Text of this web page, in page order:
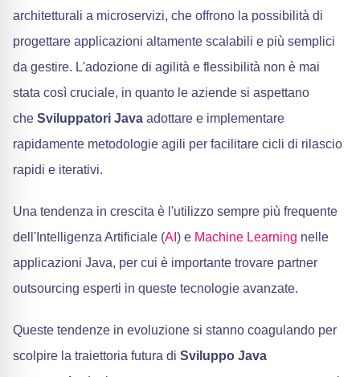
architetturali a microservizi, che offrono la possibilità di
progettare applicazioni altamente scalabili e più semplici
da gestire. L'adozione di agilità e flessibilità non è mai
stata così cruciale, in quanto le aziende si aspettano
che Sviluppatori Java adottare e implementare
rapidamente metodologie agili per facilitare cicli di rilascio
rapidi e iterativi.
Una tendenza in crescita è l'utilizzo sempre più frequente
dell'Intelligenza Artificiale (AI ) e Machine Learning nelle
applicazioni Java, per cui è importante trovare partner
outsourcing esperti in queste tecnologie avanzate.
Queste tendenze in evoluzione si stanno coagulando per
scolpire la traiettoria futura di Sviluppo Java